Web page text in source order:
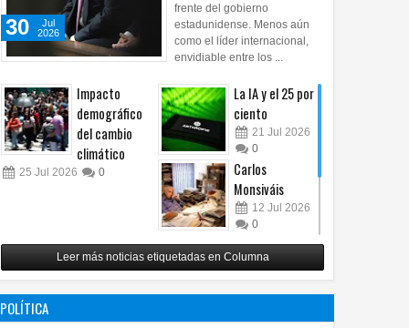
30
Jul
2026
frente del gobierno
estadunidense. Menos aún
como el líder internacional,
envidiable entre los ...
Impacto
demográfico
del cambio
climático
25 Jul 2026 0
La IA y el 25 por
ciento
21 Jul 2026
0
Carlos
Monsiváis
12 Jul 2026
0
Revuelo en la
inteligencia
artificial
0
Leer más noticias etiquetadas en Columna
POLÍTICA